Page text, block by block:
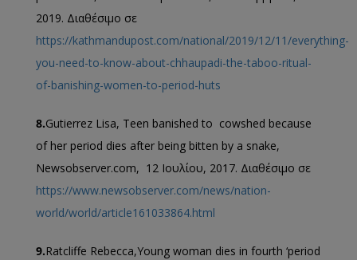
2019. Διαθέσιμο σε
https://kathmandupost.com/national/2019/12/11/everything-
you-need-to-know-about-chhaupadi-the-taboo-ritual-
of-banishing-women-to-period-huts
8.Gutierrez Lisa, Teen banished to cowshed because
of her period dies after being bitten by a snake,
Newsobserver.com, 12 Ιουλίου, 2017. Διαθέσιμο σε
https://www.newsobserver.com/news/nation-
world/world/article161033864.html
9.Ratcliffe Rebecca,Young woman dies in fourth ‘period